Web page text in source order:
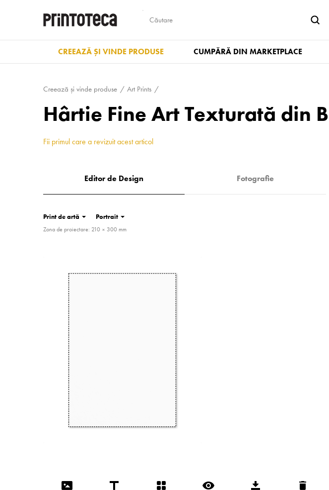
CREEAZĂ ȘI VINDE PRODUSE CUMPĂRĂ DIN MARKETPLACE
Creează și vinde produse Art Prints
Hârtie Fine Art Texturată din
Fii primul care a revizuit acest articol
Editor de Design Fotografie
Print de artă Portrait
Zona de proiectare: 210 × 300 mm